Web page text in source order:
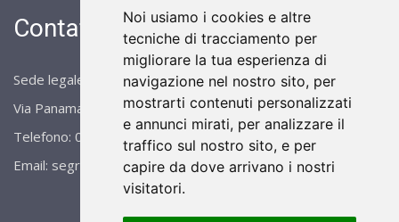
Noi usiamo i cookies e altre
tecniche di tracciamento per
migliorare la tua esperienza di
navigazione nel nostro sito, per
mostrarti contenuti personalizzati
e annunci mirati, per analizzare il
traffico sul nostro sito, e per
capire da dove arrivano i nostri
visitatori.
Contattaci
Sede legale
Via Panama 52, 00198 Roma
Telefono: 06.4884022 / 06.4884026
Email: segreteriastudiobruno@gmail.com